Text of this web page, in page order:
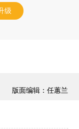
级
版面编辑：任蕙兰